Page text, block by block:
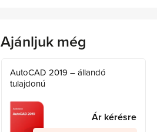
Ajánljuk még
AutoCAD 2019 – állandó
tulajdonú
Ár kérésre